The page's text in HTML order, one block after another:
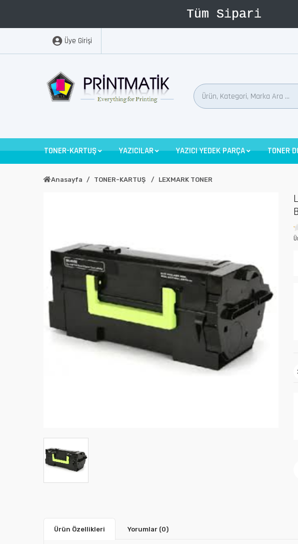
Üye Girişi
TONER-KARTUŞ YAZICILAR YAZICI YEDEK PARÇA TONER
Anasayfa TONER-KARTUŞ LEXMARK TONER
Ürün Özellikleri Yorumlar (0)